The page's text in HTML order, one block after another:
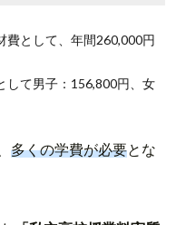
として、年間260,000円
して男子：156,800円、女
多くの学費が必要とな